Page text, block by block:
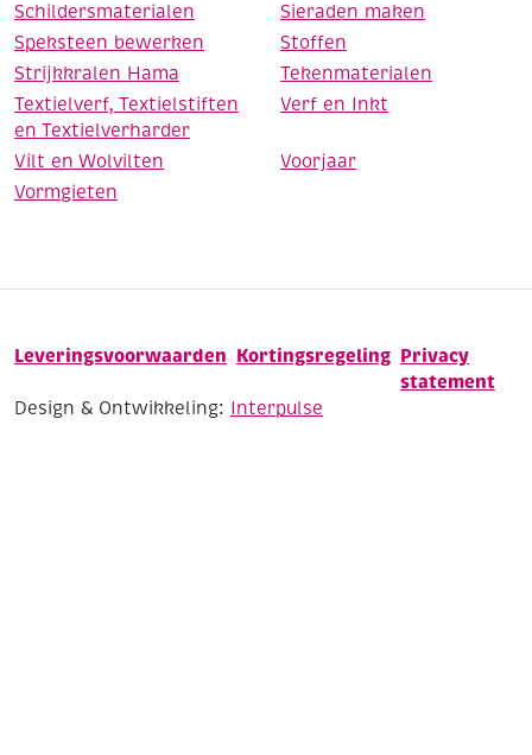
Schildersmaterialen
Sieraden maken
Speksteen bewerken
Stoffen
Strijkkralen Hama
Tekenmaterialen
Textielverf, Textielstiften
en Textielverharder
Verf en Inkt
Vilt en Wolvilten
Voorjaar
Vormgieten
Leveringsvoorwaarden Kortingsregeling Privacy
statement
Design & Ontwikkeling: Interpulse